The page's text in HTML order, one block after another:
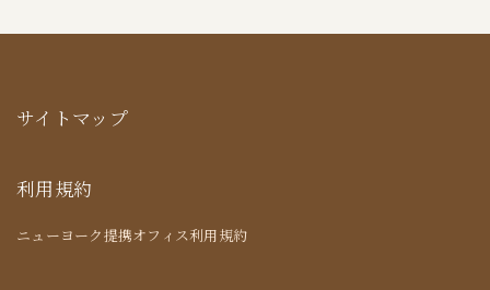
サイトマップ
利用規約
ニューヨーク提携オフィス利用規約